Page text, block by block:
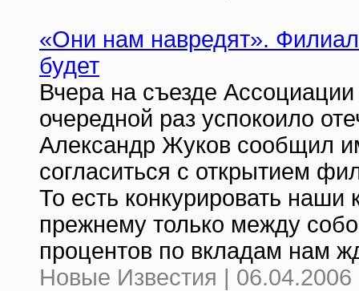
«Они нам навредят».
будет
Вчера на съезде Ассоциации
очередной раз успокоило
Александр Жуков сообщил
согласиться с открытием
То есть конкурировать
прежнему только между
процентов по вкладам нам
Новые Известия | 06.04.2006